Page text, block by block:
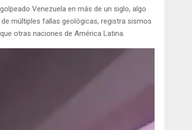
Venezuela en más de un siglo, algo
múltiples fallas geológicas, registra sismos
otras naciones de América Latina.